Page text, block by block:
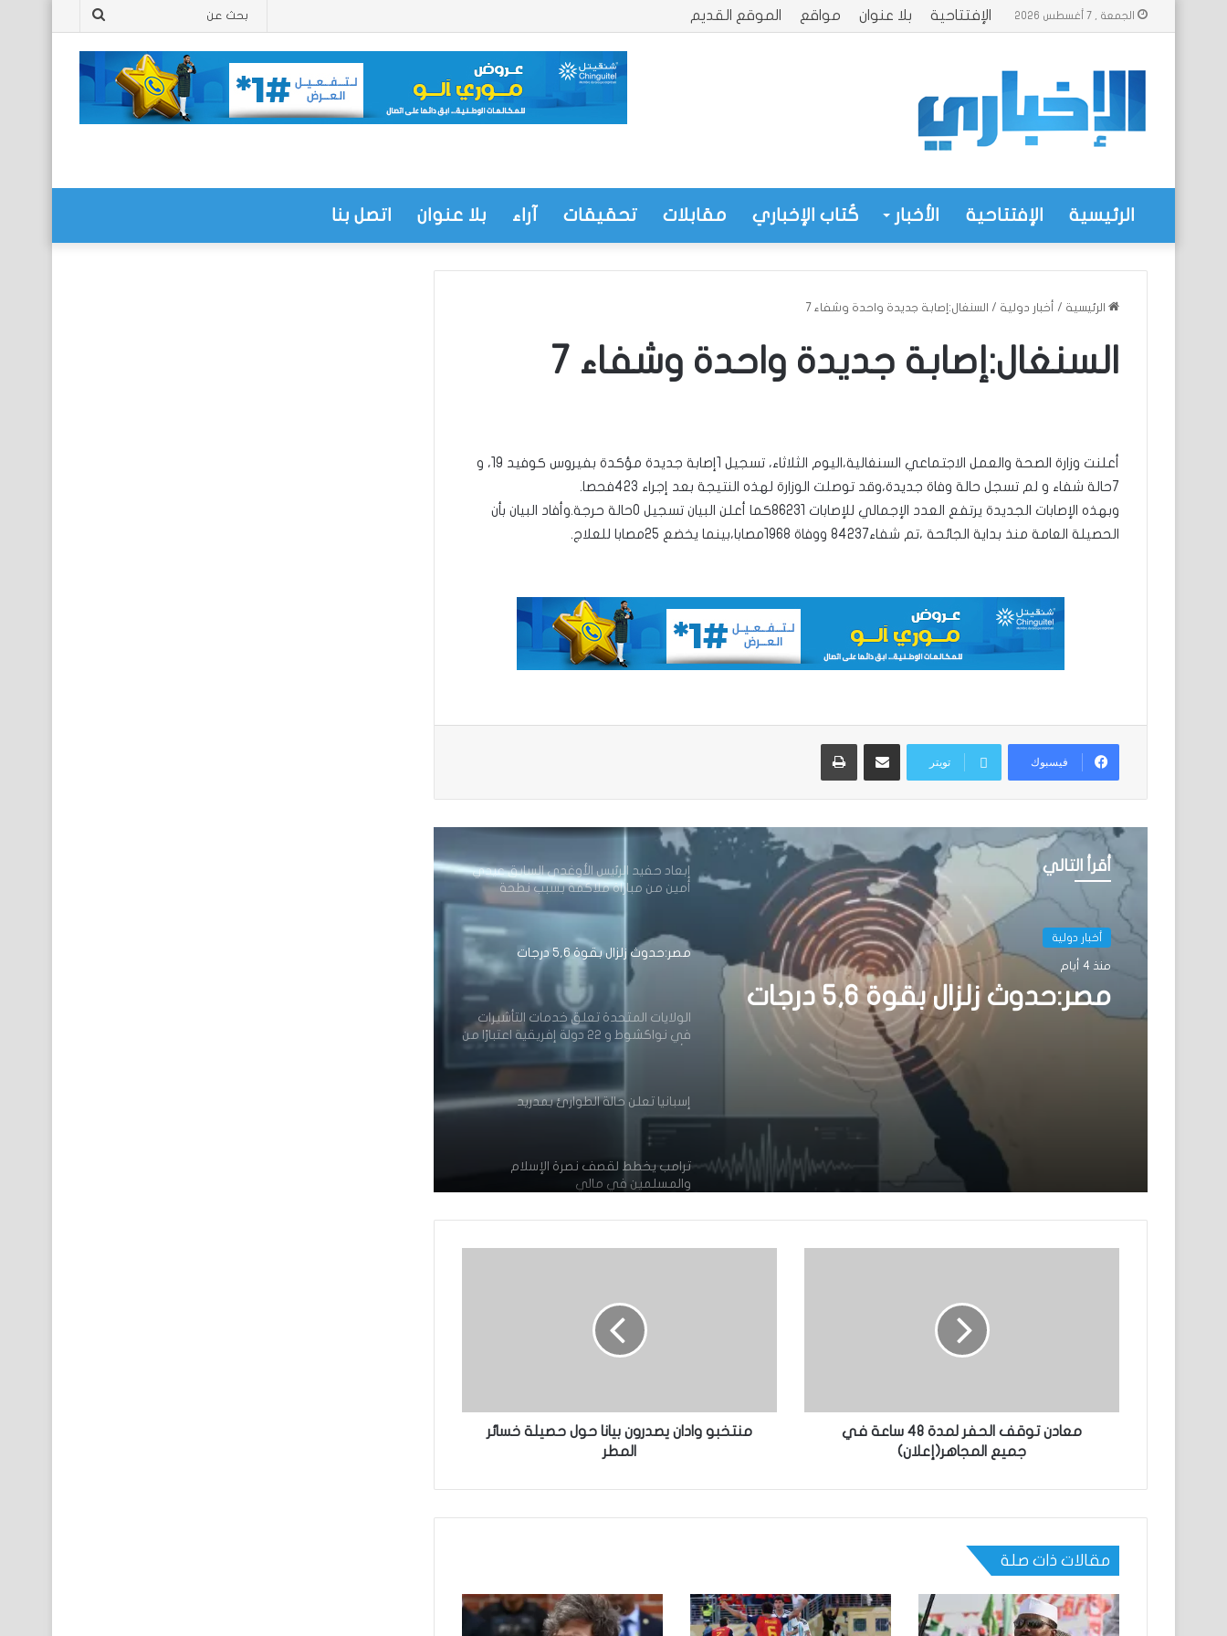
الجمعة , 7 أغسطس 2026 الإفتتاحية بلا عنوان مواقع الموقع القديم بحث
الرئيسية الإفتتاحية الأخبار كُتاب الإخباري مقابلات تحقيقات آراء بلا عنوان اتصل بنا
الرئيسية / أخبار دولية / السنغال:إصابة جديدة واحدة وشفاء 7
السنغال:إصابة جديدة واحدة وشفاء 7
أعلنت وزارة الصحة والعمل الاجتماعي السنغالية،اليوم الثلاثاء، تسجيل 1إصابة جديدة مؤكدة بفيروس كوفيد 19، و
7حالة شفاء و لم تسجل حالة وفاة جديدة،وقد توصلت الوزارة لهذه النتيجة بعد إجراء 423فحصا.
وبهذه الإصابات الجديدة يرتفع العدد الإجمالي للإصابات 86231كما أعلن البيان تسجيل 0حالة حرجة.وأفاد البيان بأن
الحصيلة العامة منذ بداية الجائحة ،تم شفاء84237 ووفاة 1968مصابا،بينما يخضع 25مصابا للعلاج.
فيسبوك تويتر
مشاركة عبر البريد طباعة
أقرأ التالي
أخبار دولية
منذ 4 أيام
مصر:حدوث زلزال بقوة 5,6 درجات
محكمة التحكيم الرياضي تحدد 8أكتوبر
للنظر في ملف نهائي “الكان” بين المغرب
والسنغال
الأمم المتحدة:التصعيد بين إيران وواشنطن
غينيا تطالب فرنسا بإعادة مصحف ساموري
توري
سواحل موريتاني
إبعاد حفيد الرئيس الأوغدي السابق عيدي
أمين من مباراة ملاكمة بسبب نطحة
مصر:حدوث زلزال بقوة 5,6 درجات
الولايات المتحدة تعلق خدمات التأشيرات
في نواكشوط و 22 دولة إفريقية اعتبارًا من
إسبانيا تعلن حالة الطوارئ بمدريد
ترامب يخطط لقصف نصرة الإسلام
والمسلمين في مالي
محكمة التحكيم الرياضي تحدد 8أكتوبر
الأمم المتحدة:التصعيد بين إيران وواشنطن
في الخليج “خرج عن السيطرة”
غينيا تطالب فرنسا بإعادة مصحف ساموري
توري
لترشيح اماكي صال لمنصب الأمين العام
للأمم المتحدة
معادن توقف الحفر لمدة 48 ساعة في
جميع المجاهر(إعلان)
منتخبو وادان يصدرون بيانا حول حصيلة خسائر
المطر
مقالات ذات صلة